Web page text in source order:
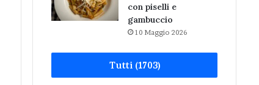
con piselli e
gambuccio
10 Maggio 2026
Tutti (1703)